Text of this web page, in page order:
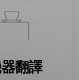
翻譯